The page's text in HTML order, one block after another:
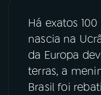
YouTube
Instagram
TikTok
Há exatos 100
nascia na
da Europa
terras, a
Brasil foi